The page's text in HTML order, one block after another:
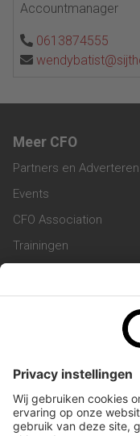
Accountmanager
0613874555
Meer CFO
Partners en Adverteren
Events
CFO Association
Trainingen
Vacatures
Service & Contact
Werken bij ons
Privacy Statement
Algemene